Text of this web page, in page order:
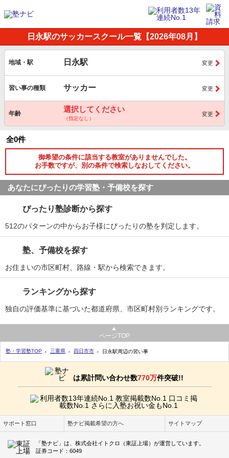
日永駅のサッカースクール一覧【2026年08月】
地域・駅 日永駅 変更
習い事の種類 サッカー 変更
年齢 選択してください
（指定なし）
変更
全0件
御希望の条件に該当する教室がありませんでした。
お手数ですが、別の条件で検索しなおしてください。
あなたにぴったりの学習塾・予備校を探す
ぴったり塾診断から探す
512のパターンの中からお子様にぴったりの塾を判定します。
塾、予備校を探す
お住まいの市区町村、路線・駅から検索できます。
ランキングから探す
独自の評価基準に基づいた都道府県、市区町村別ランキングです。
ページTOP
塾・学習塾TOP 三重県 四日市市 日永駅周辺の習い事
は累計問い合わせ数770万件突破!!
サポート窓口 塾ナビ掲載希望の方へ サイトマップ
「塾ナビ」は、株式会社イトクロ（東証上場）が運営しています。
証券コード：6049